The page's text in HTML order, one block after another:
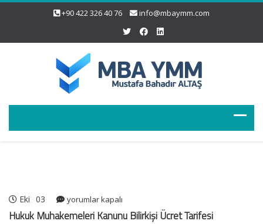
+90 422 326 40 76 info@mbaymm.com
Eki 03
Hukuk
Muhakemeleri
yorumlar kapalı
Hukuk Muhakemeleri Kanunu Bilirkişi Ücret Tarifesi